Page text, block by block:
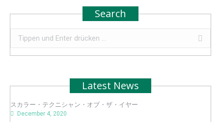
Search
Search:
Latest News
スカラー・テクニシャン・オブ・ザ・イヤー
December 4, 2020